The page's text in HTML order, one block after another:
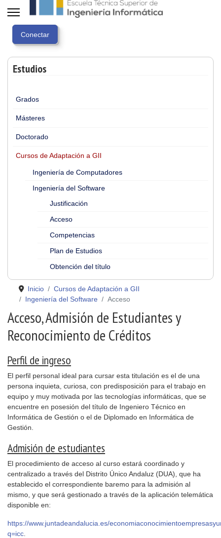
Estudios
Grados
Másteres
Doctorado
Cursos de Adaptación a GII
Ingeniería de Computadores
Ingeniería del Software
Justificación
Acceso
Competencias
Plan de Estudios
Obtención del título
Inicio
Cursos de Adaptación a GII
Ingeniería del Software
Acceso
Acceso, Admisión de Estudiantes y
Reconocimiento de Créditos
Perfil de ingreso
El perfil personal ideal para cursar esta titulación es el de una
persona inquieta, curiosa, con predisposición para el trabajo en
equipo y muy motivada por las tecnologías informáticas, que se
encuentre en posesión del título de Ingeniero Técnico en
Informática de Gestión o el de Diplomado en Informática de
Gestión.
Admisión de estudiantes
El procedimiento de acceso al curso estará coordinado y
centralizado a través del Distrito Único Andaluz (DUA), que ha
establecido el correspondiente baremo para la admisión al
mismo, y que será gestionado a través de la aplicación telemática
disponible en:
https://www.juntadeandalucia.es/
q=icc